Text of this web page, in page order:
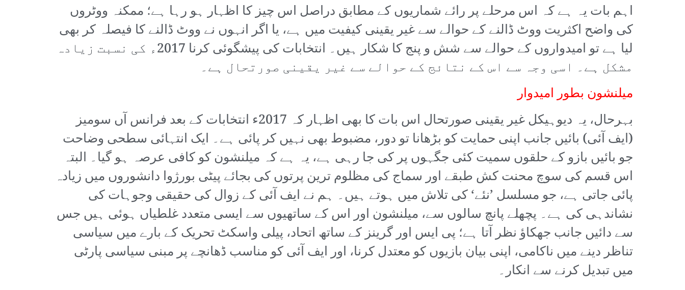
اہم بات یہ ہے کہ اس مرحلے پر رائے شماریوں کے مطابق دراصل اس چیز کا اظہار ہو رہا ہے؛ ممکنہ ووٹروں
کی واضح اکثریت ووٹ ڈالنے کے حوالے سے غیر یقینی کیفیت میں ہے، یا اگر انہوں نے ووٹ ڈالنے کا فیصلہ کر بھی
لیا ہے تو امیدواروں کے حوالے سے شش و پنج کا شکار ہیں۔ انتخابات کی پیشگوئی کرنا 2017ء کی نسبت زیادہ
مشکل ہے۔ اسی وجہ سے اس کے نتائج کے حوالے سے غیر یقینی صورتحال ہے۔
میلنشون بطور امیدوار
بہرحال، یہ دیوہیکل غیر یقینی صورتحال اس بات کا بھی اظہار کہ 2017ء انتخابات کے بعد فرانس آں سومیز
(ایف آئی) بائیں جانب اپنی حمایت کو بڑھانا تو دور، مضبوط بھی نہیں کر پائی ہے۔ ایک انتہائی سطحی وضاحت
جو بائیں بازو کے حلقوں سمیت کئی جگہوں پر کی جا رہی ہے، یہ ہے کہ میلنشون کو کافی عرصہ ہو گیا۔ البتہ
اس قسم کی سوچ محنت کش طبقے اور سماج کی مظلوم ترین پرتوں کی بجائے پیٹی بورژوا دانشوروں میں زیادہ
پائی جاتی ہے، جو مسلسل ’نئے‘ کی تلاش میں ہوتے ہیں۔ ہم نے ایف آئی کے زوال کی حقیقی وجوہات کی
نشاندہی کی ہے۔ پچھلے پانچ سالوں سے، میلنشون اور اس کے ساتھیوں سے ایسی متعدد غلطیاں ہوئی ہیں جس
سے دائیں جانب جھکاؤ نظر آتا ہے؛ پی ایس اور گرینز کے ساتھ اتحاد، پیلی واسکٹ تحریک کے بارے میں سیاسی
تناظر دینے میں ناکامی، اپنی بیان بازیوں کو معتدل کرنا، اور ایف آئی کو مناسب ڈھانچے پر مبنی سیاسی پارٹی
میں تبدیل کرنے سے انکار۔